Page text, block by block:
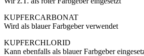
KUPFERCARBONAT
Wird als blauer Farbgeber verwendet
KUPFERCHLORID
Kann ebenfalls als blauer Farbgeber